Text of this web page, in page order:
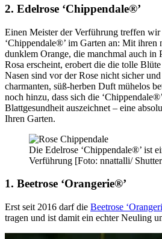
2. Edelrose ‘Chippendale®’
Einen Meister der Verführung treffen
‘Chippendale®’ im Garten an: Mit ihren
dunklem Orange, die manchmal auch in
Rosa erscheint, erobert die die tolle
Nasen sind vor der Rose nicht sicher
charmanten, süß-herben Duft mühelos
noch hinzu, dass sich die
Blattgesundheit auszeichnet – eine
Ihren Garten.
Die Edelrose ‘Chippendale®’ ist
Verführung [Foto: nnattalli/
1. Beetrose ‘Orangerie®’
Erst seit 2016 darf die Beetrose
tragen und ist damit ein echter Neuling